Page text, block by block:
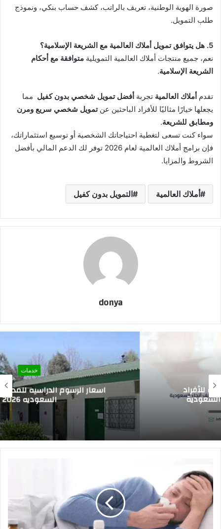
صورة الهوية الوطنية، تعريف بالراتب، كشف حساب بنكي، ونموذج
طلب التمويل.
5. هل يتوافق تمويل أملاك العالمية مع الشريعة الإسلامية؟
نعم، جميع منتجات أملاك العالمية التمويلية متوافقة مع أحكام
الشريعة الإسلامية.
تقدم أملاك العالمية تجربة أفضل تمويل شخصي بدون كفيل مما
يجعلها خيارًا مثاليًا للأفراد الباحثين عنتمويل شخصي سريع ومرن
ومطابق للشريعة.
سواء كنت تسعى لتغطية احتياجاتك الشخصية أو توسيع استثماراتك،
فإن برامج أملاك العالمية لعام 2026 توفر لك الدعم المالي بأفضل
الشروط والمزايا.
أملاك العالمية التمويل بدون كفيل
donya
خدمات
اسعار الرسوم الدراسيه للمدارس العالميه في
السعوديه 2026